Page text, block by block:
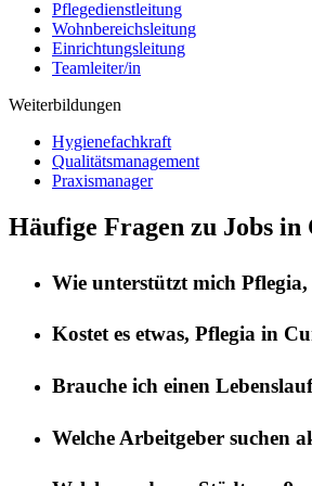
Pflegedienstleitung
Wohnbereichsleitung
Einrichtungsleitung
Teamleiter/in
Weiterbildungen
Hygienefachkraft
Qualitätsmanagement
Praxismanager
Häufige Fragen zu Jobs in
Wie unterstützt mich Pflegia,
Kostet es etwas, Pflegia in
Brauche ich einen
Welche Arbeitgeber suchen